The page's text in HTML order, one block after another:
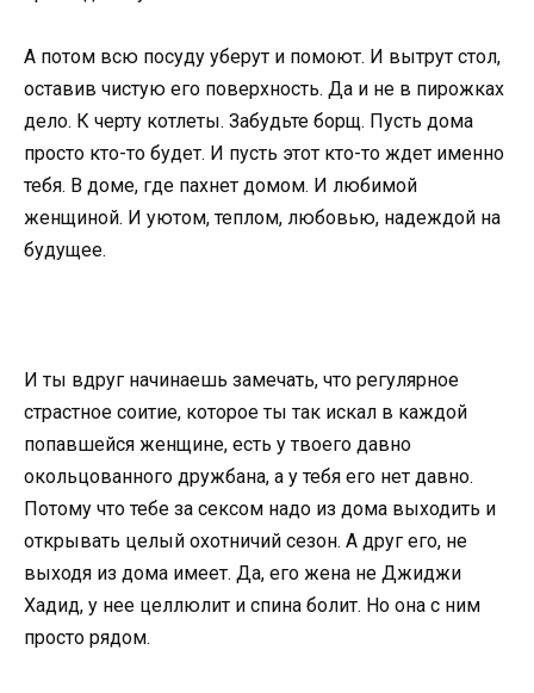
А потом всю посуду уберут и помоют. И вытрут стол,
оставив чистую его поверхность. Да и не в пирожках
дело. К черту котлеты. Забудьте борщ. Пусть дома
просто кто-то будет. И пусть этот кто-то ждет именно
тебя. В доме, где пахнет домом. И любимой
женщиной. И уютом, теплом, любовью, надеждой на
будущее.
И ты вдруг начинаешь замечать, что регулярное
страстное соитие, которое ты так искал в каждой
попавшейся женщине, есть у твоего давно
окольцованного дружбана, а у тебя его нет давно.
Потому что тебе за сексом надо из дома выходить и
открывать целый охотничий сезон. А друг его, не
выходя из дома имеет. Да, его жена не Джиджи
Хадид, у нее целлюлит и спина болит. Но она с ним
просто рядом.